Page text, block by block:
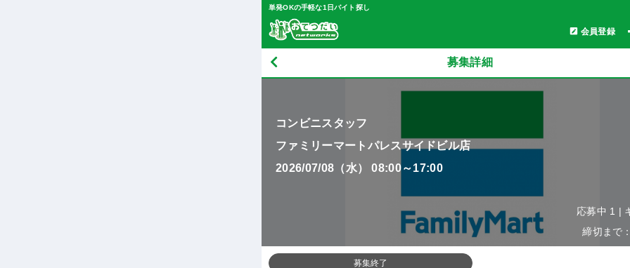
単発OKの手軽な1日バイト探し
会員登録
募集詳細
コンビニスタッフ
ファミリーマートパレスサイドビル店
2026/07/08（水） 08:00～17:00
応募中 1 |
締切まで
募集終了